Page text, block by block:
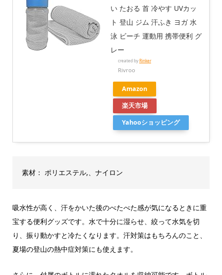
い たおる 首 冷やす UVカッ
ト 登山 ジム 汗ふき ヨガ 水
泳 ビーチ 運動用 携帯便利 グ
レー
created byRinker
Rivroo
Amazon
楽天市場
Yahooショッピング
素材： ポリエステル,、ナイロン
吸水性が高く、汗をかいた後のべたべた感が気になるときに重
宝する便利グッズです。水で十分に湿らせ、絞って水気を切
り、振り動かすと冷たくなります。汗対策はもちろんのこと、
夏場の登山の熱中症対策にも使えます。